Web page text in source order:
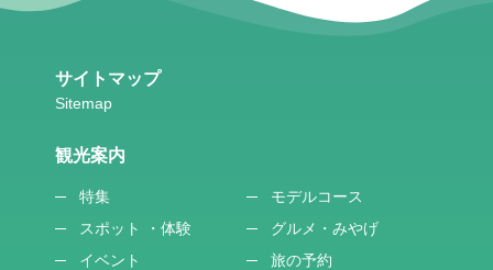
サイトマップ
観光案内
特集
モデルコース
スポット ・体験
グルメ・みやげ
イベント
旅の予約